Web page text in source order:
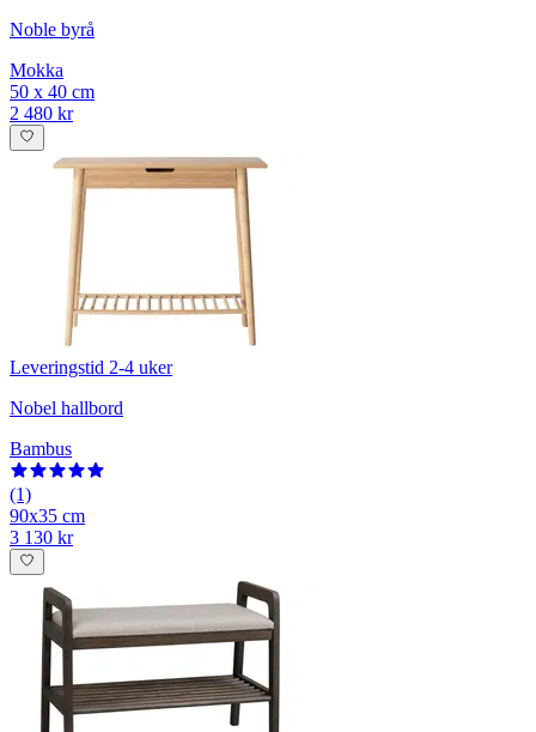
Noble byrå
Mokka
50 x 40 cm
2 480 kr
Leveringstid 2-4 uker
Nobel hallbord
Bambus
(1)
90x35 cm
3 130 kr